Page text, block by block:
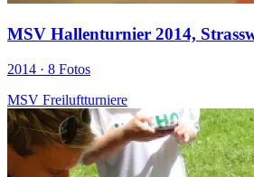
MSV Hallenturnier 2014,
2014 · 8 Fotos
MSV Freiluftturniere